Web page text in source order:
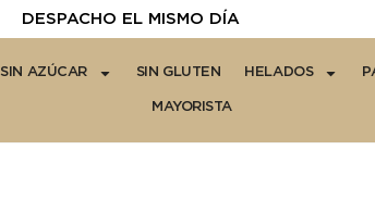
DESPACHO EL MISMO DÍA
SIN AZÚCAR SIN GLUTEN HELADOS
MAYORISTA